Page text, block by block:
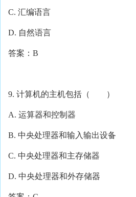
C. 汇编语言
D. 自然语言
答案：B
9. 计算机的主机包括（ ）
A. 运算器和控制器
B. 中央处理器和输入输出设备
C. 中央处理器和主存储器
D. 中央处理器和外存储器